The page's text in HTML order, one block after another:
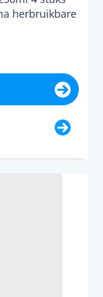
herbruikbare